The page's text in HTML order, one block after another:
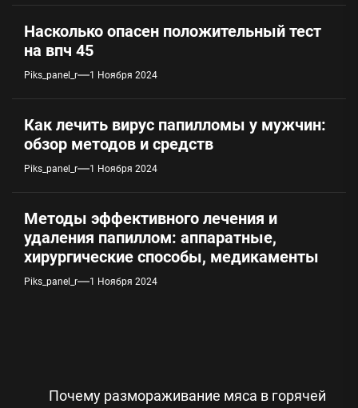
Насколько опасен положительный тест
на впч 45
Piks_panel_r 1 Ноября 2024
Как лечить вирус папилломы у мужчин:
обзор методов и средств
Piks_panel_r 1 Ноября 2024
Методы эффективного лечения и
удаления папиллом: аппаратные,
хирургические способы, медикаменты
Piks_panel_r 1 Ноября 2024
Почему размораживание мяса в горячей